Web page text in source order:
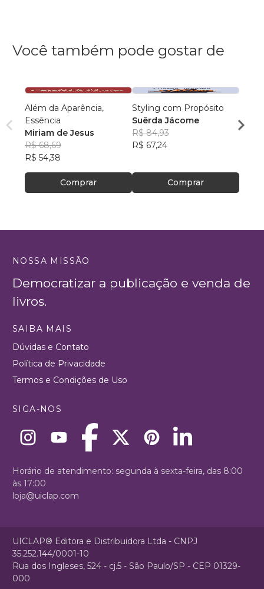
Você também pode gostar de
Além da Aparência,
Essência
Miriam de Jesus
R$ 68,69
R$ 54,38
Comprar
Styling com Propósito
Suêrda Jácome
R$ 84,93
R$ 67,24
Comprar
da
Naíra
NOSSA MISSÃO
Democratizar a publicação e venda de
livros.
SAIBA MAIS
Dúvidas e Contato
Política de Privacidade
Termos e Condições de Uso
SIGA-NOS
Horário de atendimento: segunda à sexta-feira, das 8:00
às 17:00
loja@uiclap.com
UICLAP® Editora e Distribuidora Ltda - CNPJ
35.252.144/0001-10
Rua dos Ingleses, 524 - cj.5 - São Paulo/SP - CEP 01329-
000